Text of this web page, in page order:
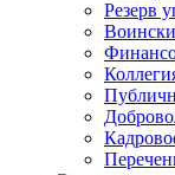
Резерв